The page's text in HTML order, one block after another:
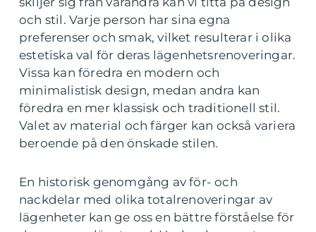
och stil. Varje person har sina egna
preferenser och smak, vilket resulterar i olika
estetiska val för deras lägenhetsrenoveringar.
Vissa kan föredra en modern och
minimalistisk design, medan andra kan
föredra en mer klassisk och traditionell stil.
Valet av material och färger kan också variera
beroende på den önskade stilen.
En historisk genomgång av för- och
nackdelar med olika totalrenoveringar av
lägenheter kan ge oss en bättre förståelse för